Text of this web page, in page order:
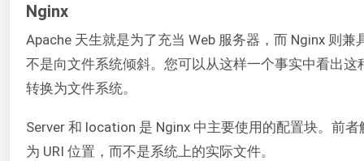
Nginx
Apache 天生就是为了充当 Web 服务器，而 Nginx 则
不是向文件系统倾斜。您可以从这样一个事实中看出
转换为文件系统。
Server 和 location 是 Nginx 中主要使用的配置块。前
为 URI 位置，而不是系统上的实际文件。